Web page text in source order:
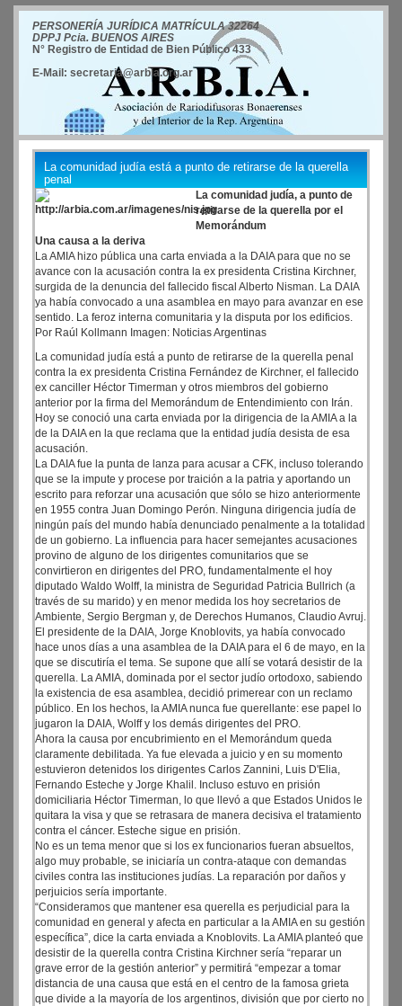
PERSONERÍA JURÍDICA MATRÍCULA 32264
DPPJ Pcia. BUENOS AIRES
N° Registro de Entidad de Bien Público 433
E-Mail: secretaria@arbia.org.ar
La comunidad judía está a punto de retirarse de la querella
penal
La comunidad judía, a punto de
retirarse de la querella por el
Memorándum
Una causa a la deriva
La AMIA hizo pública una carta enviada a la DAIA para que no se
avance con la acusación contra la ex presidenta Cristina Kirchner,
surgida de la denuncia del fallecido fiscal Alberto Nisman. La DAIA
ya había convocado a una asamblea en mayo para avanzar en ese
sentido. La feroz interna comunitaria y la disputa por los edificios.
Por Raúl Kollmann Imagen: Noticias Argentinas
La comunidad judía está a punto de retirarse de la querella penal
contra la ex presidenta Cristina Fernández de Kirchner, el fallecido
ex canciller Héctor Timerman y otros miembros del gobierno
anterior por la firma del Memorándum de Entendimiento con Irán.
Hoy se conoció una carta enviada por la dirigencia de la AMIA a la
de la DAIA en la que reclama que la entidad judía desista de esa
acusación.
La DAIA fue la punta de lanza para acusar a CFK, incluso tolerando
que se la impute y procese por traición a la patria y aportando un
escrito para reforzar una acusación que sólo se hizo anteriormente
en 1955 contra Juan Domingo Perón. Ninguna dirigencia judía de
ningún país del mundo había denunciado penalmente a la totalidad
de un gobierno. La influencia para hacer semejantes acusaciones
provino de alguno de los dirigentes comunitarios que se
convirtieron en dirigentes del PRO, fundamentalmente el hoy
diputado Waldo Wolff, la ministra de Seguridad Patricia Bullrich (a
través de su marido) y en menor medida los hoy secretarios de
Ambiente, Sergio Bergman y, de Derechos Humanos, Claudio Avruj.
El presidente de la DAIA, Jorge Knoblovits, ya había convocado
hace unos días a una asamblea de la DAIA para el 6 de mayo, en la
que se discutiría el tema. Se supone que allí se votará desistir de la
querella. La AMIA, dominada por el sector judío ortodoxo, sabiendo
la existencia de esa asamblea, decidió primerear con un reclamo
público. En los hechos, la AMIA nunca fue querellante: ese papel lo
jugaron la DAIA, Wolff y los demás dirigentes del PRO.
Ahora la causa por encubrimiento en el Memorándum queda
claramente debilitada. Ya fue elevada a juicio y en su momento
estuvieron detenidos los dirigentes Carlos Zannini, Luis D'Elia,
Fernando Esteche y Jorge Khalil. Incluso estuvo en prisión
domiciliaria Héctor Timerman, lo que llevó a que Estados Unidos le
quitara la visa y que se retrasara de manera decisiva el tratamiento
contra el cáncer. Esteche sigue en prisión.
No es un tema menor que si los ex funcionarios fueran absueltos,
algo muy probable, se iniciaría un contra-ataque con demandas
civiles contra las instituciones judías. La reparación por daños y
perjuicios sería importante.
“Consideramos que mantener esa querella es perjudicial para la
comunidad en general y afecta en particular a la AMIA en su gestión
específica”, dice la carta enviada a Knoblovits. La AMIA planteó que
desistir de la querella contra Cristina Kirchner sería “reparar un
grave error de la gestión anterior” y permitirá “empezar a tomar
distancia de una causa que está en el centro de la famosa grieta
que divide a la mayoría de los argentinos, división que por cierto no